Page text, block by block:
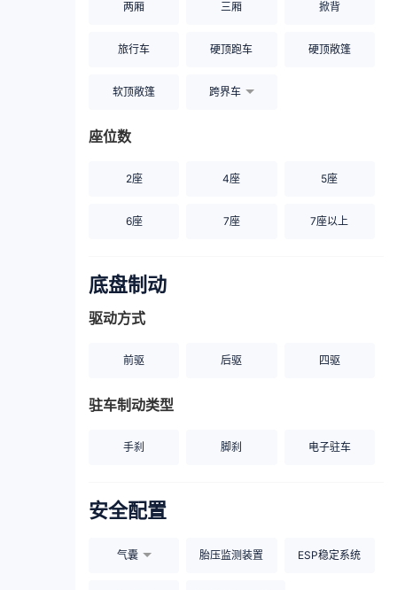
两厢 三厢 掀背
旅行车 硬顶跑车 硬顶敞篷
软顶敞篷 跨界车
座位数
2座 4座 5座
6座 7座 7座以上
底盘制动
驱动方式
前驱 后驱 四驱
驻车制动类型
手刹 脚刹 电子驻车
安全配置
气囊 胎压监测装置 ESP稳定系统